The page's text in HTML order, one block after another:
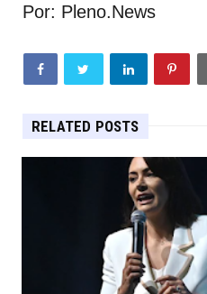
Por: Pleno.News
RELATED POSTS